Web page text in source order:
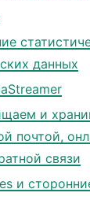
данных
и
почтой,
связи
и